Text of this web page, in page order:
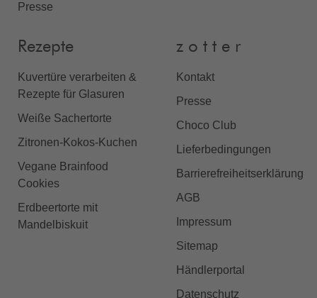
Presse
Rezepte
Kuvertüre verarbeiten &
Rezepte für Glasuren
Weiße Sachertorte
Zitronen-Kokos-Kuchen
Vegane Brainfood
Cookies
Erdbeertorte mit
Mandelbiskuit
z o t t e r
Kontakt
Presse
Choco Club
Lieferbedingungen
Barrierefreiheitserklärung
AGB
Impressum
Sitemap
Händlerportal
Datenschutz